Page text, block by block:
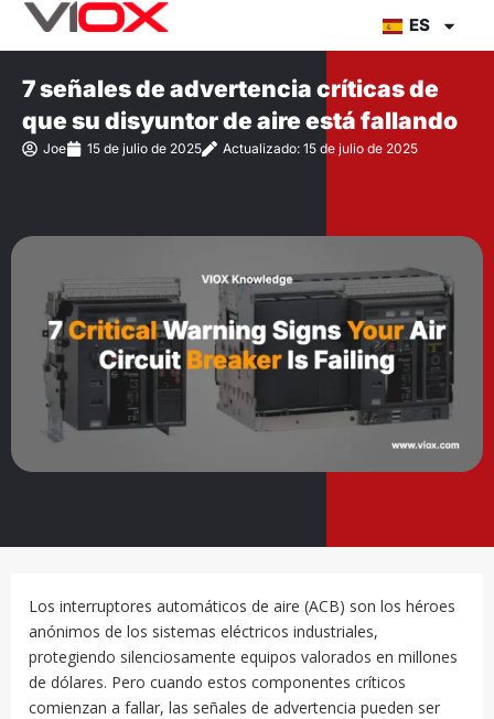
ES
7 señales de advertencia críticas de
que su disyuntor de aire está fallando
Joe 15 de julio de 2025 Actualizado: 15 de julio de 2025
Los interruptores automáticos de aire (ACB) son los héroes
anónimos de los sistemas eléctricos industriales,
protegiendo silenciosamente equipos valorados en millones
de dólares. Pero cuando estos componentes críticos
comienzan a fallar, las señales de advertencia pueden ser